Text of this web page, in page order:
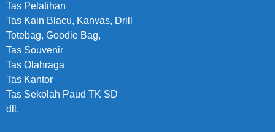
Tas Pelatihan
Tas Kain Blacu, Kanvas, Drill
Totebag, Goodie Bag,
Tas Souvenir
Tas Olahraga
Tas Kantor
Tas Sekolah Paud TK SD
dll.